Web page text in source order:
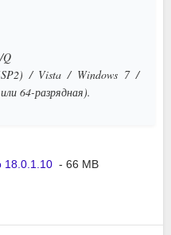
Q
/ Vista / Windows 7 /
64-разрядная).
18.0.1.10 - 66 MB